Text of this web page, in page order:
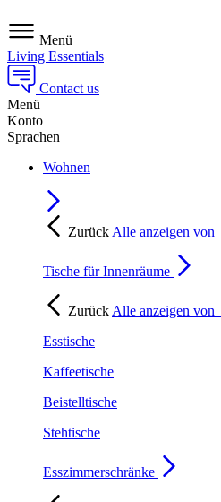
Menü
Living Essentials
Contact us
Menü
Konto
Sprachen
Wohnen
Zurück Alle anzeigen von
Tische für Innenräume
Zurück Alle anzeigen von
Esstische
Kaffeetische
Beistelltische
Stehtische
Esszimmerschränke